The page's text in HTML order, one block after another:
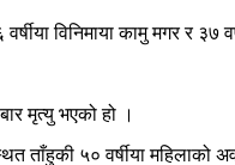
विनिमाया कामु मगर र ३७
मृत्यु भएको हो ।
ताँहुकी ५० वर्षीया महिलाको